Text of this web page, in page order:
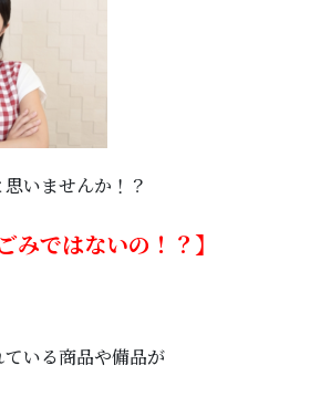
いませんか！？
みではないの！？】
いる商品や備品が